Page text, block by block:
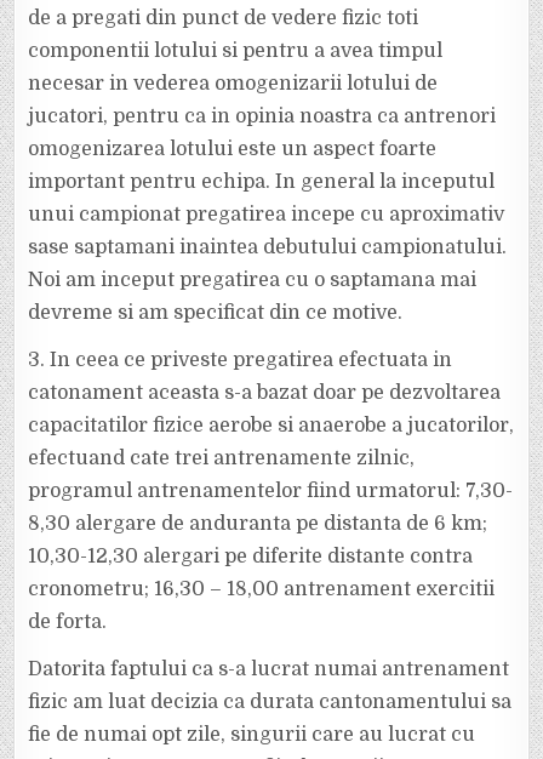
de a pregati din punct de vedere fizic toti
componentii lotului si pentru a avea timpul
necesar in vederea omogenizarii lotului de
jucatori, pentru ca in opinia noastra ca antrenori
omogenizarea lotului este un aspect foarte
important pentru echipa. In general la inceputul
unui campionat pregatirea incepe cu aproximativ
sase saptamani inaintea debutului campionatului.
Noi am inceput pregatirea cu o saptamana mai
devreme si am specificat din ce motive.
3. In ceea ce priveste pregatirea efectuata in
catonament aceasta s-a bazat doar pe dezvoltarea
capacitatilor fizice aerobe si anaerobe a jucatorilor,
efectuand cate trei antrenamente zilnic,
programul antrenamentelor fiind urmatorul: 7,30-
8,30 alergare de anduranta pe distanta de 6 km;
10,30-12,30 alergari pe diferite distante contra
cronometru; 16,30 – 18,00 antrenament exercitii
de forta.
Datorita faptului ca s-a lucrat numai antrenament
fizic am luat decizia ca durata cantonamentului sa
fie de numai opt zile, singurii care au lucrat cu